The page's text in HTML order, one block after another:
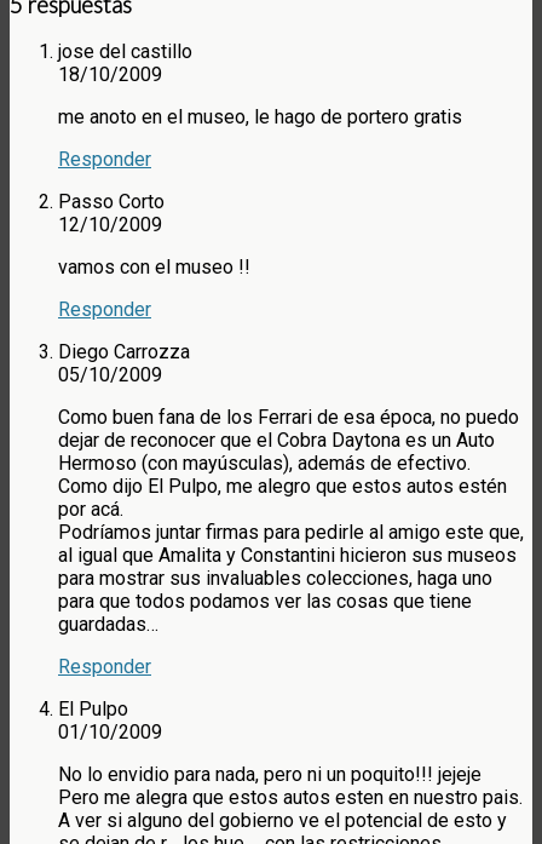
jose del castillo
18/10/2009
me anoto en el museo, le hago de portero gratis
Responder
Passo Corto
12/10/2009
vamos con el museo !!
Responder
Diego Carrozza
05/10/2009
Como buen fana de los Ferrari de esa época, no puedo
dejar de reconocer que el Cobra Daytona es un Auto
Hermoso (con mayúsculas), además de efectivo.
Como dijo El Pulpo, me alegro que estos autos estén
por acá.
Podríamos juntar firmas para pedirle al amigo este que,
al igual que Amalita y Constantini hicieron sus museos
para mostrar sus invaluables colecciones, haga uno
para que todos podamos ver las cosas que tiene
guardadas…
Responder
El Pulpo
01/10/2009
No lo envidio para nada, pero ni un poquito!!! jejeje
Pero me alegra que estos autos esten en nuestro pais.
A ver si alguno del gobierno ve el potencial de esto y